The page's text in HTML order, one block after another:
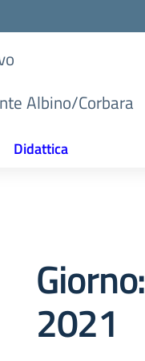
Albino/Corbara
Didattica
Giorno:
2021